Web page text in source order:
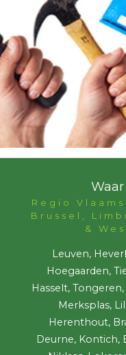
Regio
Brussel,
&
Leuven,
Hoegaarden,
Hasselt,
Merksplas,
Herenthout,
Deurne, Kontich,